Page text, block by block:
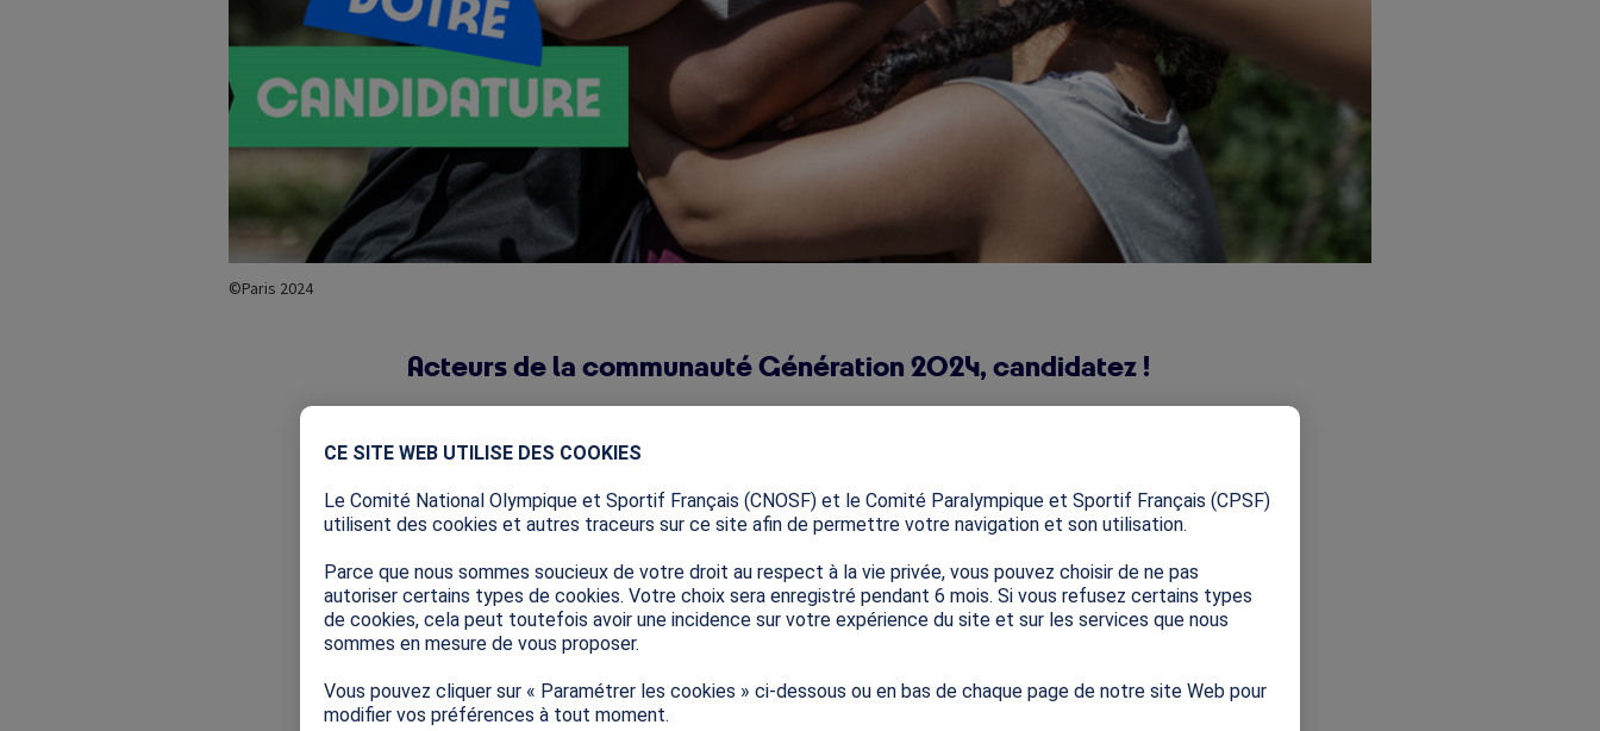
©Paris 2024
Acteurs de la communauté Génération 2024, candidatez !
partout en France, de favoriser l’éducation par le sport et de permettre à la Génération
C’est pourquoi il est possible pour les acteurs de la communauté Génération 2024 de
niveau local, régional ou national.
La spécificité de cet appel à projets repose sur l’ambition partagée, par Paris 2024 et ses
parties prenantes, de demander aux candidats de répondre en consortium. Un
consortium étant un collectif d’organisations à but non lucratif (associations, écoles,
acteurs du mouvement sportif, …) qui s’associent dans le cadre du portage d’un projet.
CE SITE WEB UTILISE DES COOKIES
Le Comité National Olympique et Sportif Français (CNOSF) et le Comité Paralympique et Sportif Français (CPSF)
utilisent des cookies et autres traceurs sur ce site afin de permettre votre navigation et son utilisation.
Parce que nous sommes soucieux de votre droit au respect à la vie privée, vous pouvez choisir de ne pas
autoriser certains types de cookies. Votre choix sera enregistré pendant 6 mois. Si vous refusez certains types
de cookies, cela peut toutefois avoir une incidence sur votre expérience du site et sur les services que nous
sommes en mesure de vous proposer.
Vous pouvez cliquer sur « Paramétrer les cookies » ci-dessous ou en bas de chaque page de notre site Web pour
modifier vos préférences à tout moment.